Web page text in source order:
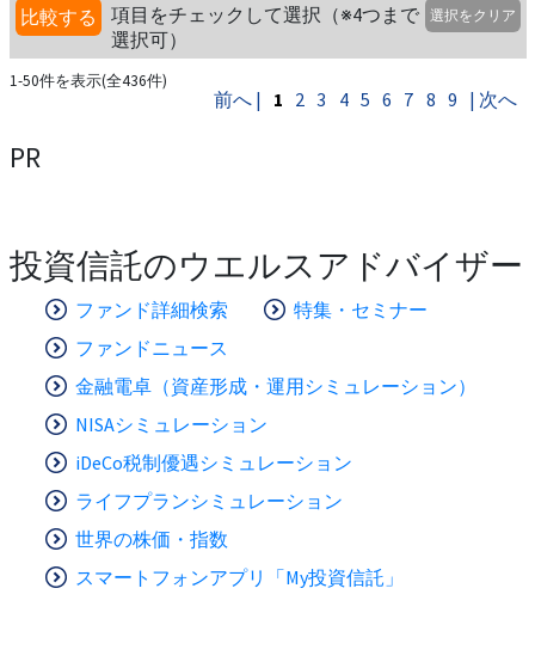
比較する
項目をチェックして選択（※4つまで
選択可）
選択をクリア
1-50件を表示(全436件)
前へ | 1 2 3 4 5 6 7 8 9 | 次へ
PR
投資信託のウエルスアドバイザー
ファンド詳細検索
特集・セミナー
ファンドニュース
金融電卓（資産形成・運用シミュレーション）
NISAシミュレーション
iDeCo税制優遇シミュレーション
ライフプランシミュレーション
世界の株価・指数
スマートフォンアプリ「My投資信託」